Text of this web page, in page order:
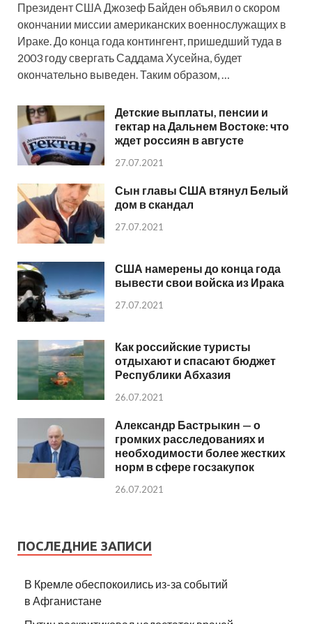
Президент США Джозеф Байден объявил о скором
окончании миссии американских военнослужащих в
Ираке. До конца года контингент, пришедший туда в
2003 году свергать Саддама Хусейна, будет
окончательно выведен. Таким образом, …
Детские выплаты, пенсии и
гектар на Дальнем Востоке: что
ждет россиян в августе
27.07.2021
Сын главы США втянул Белый
дом в скандал
27.07.2021
США намерены до конца года
вывести свои войска из Ирака
27.07.2021
Как российские туристы
отдыхают и спасают бюджет
Республики Абхазия
26.07.2021
Александр Бастрыкин — о
громких расследованиях и
необходимости более жестких
норм в сфере госзакупок
26.07.2021
ПОСЛЕДНИЕ ЗАПИСИ
В Кремле обеспокоились из-за событий
в Афганистане